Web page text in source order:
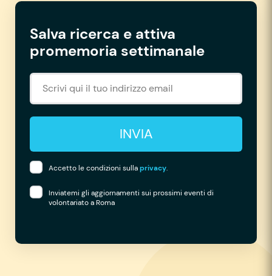
Salva ricerca e attiva
promemoria settimanale
INVIA
Accetto le condizioni sullaprivacy.
Inviatemi gli aggiornamenti sui prossimi eventi di
volontariato a Roma